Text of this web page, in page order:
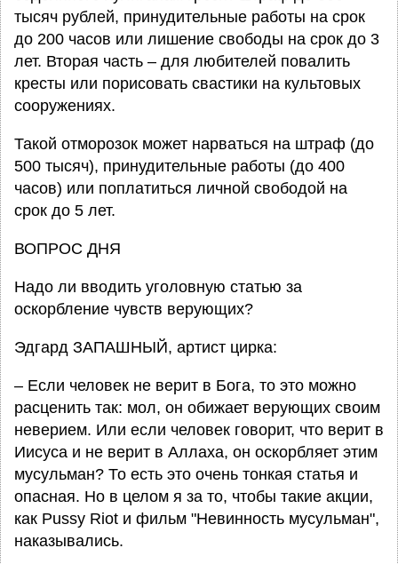
тысяч рублей, принудительные работы на срок
до 200 часов или лишение свободы на срок до 3
лет. Вторая часть – для любителей повалить
кресты или порисовать свастики на культовых
сооружениях.
Такой отморозок может нарваться на штраф (до
500 тысяч), принудительные работы (до 400
часов) или поплатиться личной свободой на
срок до 5 лет.
ВОПРОС ДНЯ
Надо ли вводить уголовную статью за
оскорбление чувств верующих?
Эдгард ЗАПАШНЫЙ, артист цирка:
– Если человек не верит в Бога, то это можно
расценить так: мол, он обижает верующих своим
неверием. Или если человек говорит, что верит в
Иисуса и не верит в Аллаха, он оскорбляет этим
мусульман? То есть это очень тонкая статья и
опасная. Но в целом я за то, чтобы такие акции,
как Pussy Riot и фильм "Невинность мусульман",
наказывались.